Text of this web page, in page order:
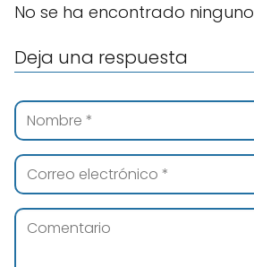
No se ha encontrado ninguno
Deja una respuesta